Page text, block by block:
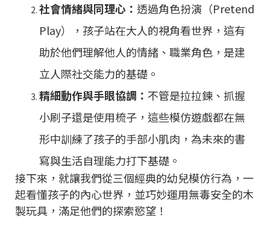
社會情緒與同理心： 透過角色扮演（Pretend
Play），孩子站在大人的視角看世界，這有
助於他們理解他人的情緒、職業角色，是建
立人際社交能力的基礎。
精細動作與手眼協調： 不管是拉拉鍊、抓握
小刷子還是使用梳子，這些模仿遊戲都在無
形中訓練了孩子的手部小肌肉，為未來的書
寫與生活自理能力打下基礎。
接下來，就讓我們從三個經典的幼兒模仿行為，一
起看懂孩子的內心世界，並巧妙運用無毒安全的木
製玩具，滿足他們的探索慾望！